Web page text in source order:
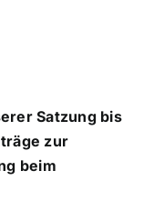
Satzung bis
zur
beim